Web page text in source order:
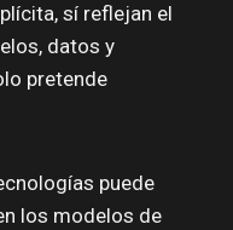
sí reflejan el
datos y
pretende
puede
los modelos de